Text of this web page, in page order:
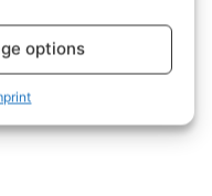
options